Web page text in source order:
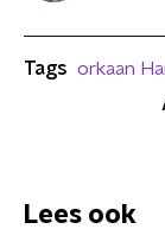
Tags orkaan
Lees ook